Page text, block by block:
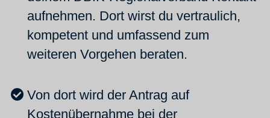
aufnehmen. Dort wirst du vertraulich,
kompetent und umfassend zum
weiteren Vorgehen beraten.
Von dort wird der Antrag auf
Kostenübernahme bei der